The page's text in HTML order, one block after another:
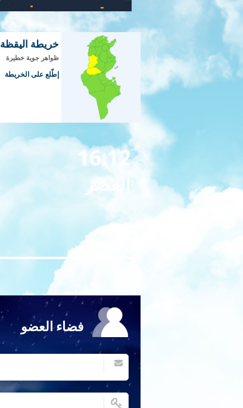
خريطة اليقظة
ظواهر جوية خطيرة
إطّلع على الخريطة
16:12
العصر
فضاء العضو